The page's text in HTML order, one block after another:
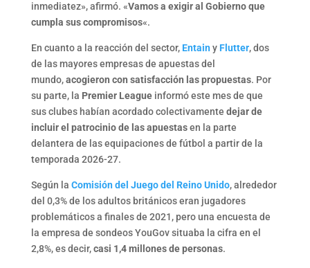
inmediatez», afirmó. «Vamos a exigir al Gobierno que
cumpla sus compromisos«.
En cuanto a la reacción del sector, Entain y Flutter, dos
de las mayores empresas de apuestas del
mundo,acogieron con satisfacción las propuestas. Por
su parte, la Premier Leagueinformó este mes de que
sus clubes habían acordado colectivamente dejar de
incluir el patrocinio de las apuestasen la parte
delantera de las equipaciones de fútbol a partir de la
temporada 2026-27.
Según la Comisión del Juego del Reino Unido, alrededor
del 0,3% de los adultos británicos eran jugadores
problemáticos a finales de 2021, pero una encuesta de
la empresa de sondeos YouGov situaba la cifra en el
2,8%, es decir,casi 1,4 millones de personas.